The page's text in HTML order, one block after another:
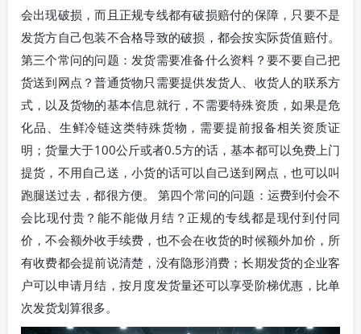
会出现破损，而且正规专线都有破损赔付的保障，只要不是
发货方自己包装不合格导致的破损，都会按实际货值赔付。
第三个常问的问题：发货需要准备什么资料？要不要自己把
货送到网点？普通货物只需要提供发货人、收货人的联系方
式，以及货物的基本信息就行，不需要特殊资质，如果是危
化品、生鲜冷链这类特殊货物，需要提前报备相关资质证
明；货量大于100公斤或者0.5方的话，基本都可以免费上门
提货，不用自己送，小货的话可以自己送到网点，也可以叫
跑腿送过去，都很方便。 第四个常问的问题：运费到付会不
会比现付贵？能不能做月结？正规的专线都是现付到付同
价，不会额外收手续费，也不会在收货的时候额外加价，所
有收费都会提前说清楚，没有隐形消费；长期发货的企业客
户可以申请月结，按月度发货量还可以享受阶梯优惠，比单
次发货划算很多。